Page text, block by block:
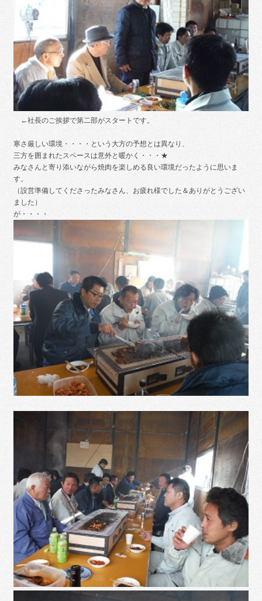
←社長のご挨拶で第二部がスタートです。
寒さ厳しい環境・・・・という大方の予想とは異なり、
三方を囲まれたスペースは意外と暖かく・・・★
みなさんと寄り添いながら焼肉を楽しめる良い環境だったように思いま
す。
（設営準備してくださったみなさん、お疲れ様でした＆ありがとうござい
ました）
が・・・・